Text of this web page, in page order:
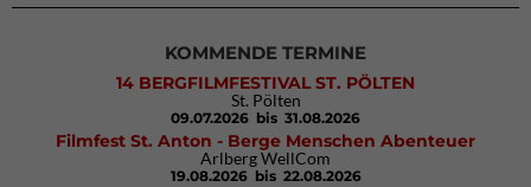
KOMMENDE TERMINE
14 BERGFILMFESTIVAL ST. PÖLTEN
St. Pölten
09.07.2026 bis 31.08.2026
Filmfest St. Anton - Berge Menschen Abenteuer
Arlberg WellCom
19.08.2026 bis 22.08.2026